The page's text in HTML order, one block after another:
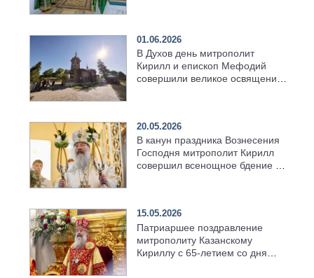
01.06.2026
В Духов день митрополит
Кирилл и епископ Мефодий
совершили великое освящение
20.05.2026
В канун праздника Вознесения
Господня митрополит Кирилл
совершил всенощное бдение в
15.05.2026
Патриаршее поздравление
митрополиту Казанскому
Кириллу с 65-летием со дня